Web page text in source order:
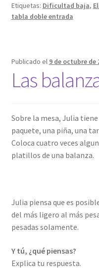
Etiquetas: Dificultad baja,
tabla doble entrada
Publicado el 9 de octubre de
Las
Sobre la mesa, Julia
paquete, una piña, una
Coloca cuatro veces
platillos de una balanza.
Julia piensa que es
del más ligero al más
pesadas solamente.
Y tú, ¿qué piensas?
Explica tu respuesta.